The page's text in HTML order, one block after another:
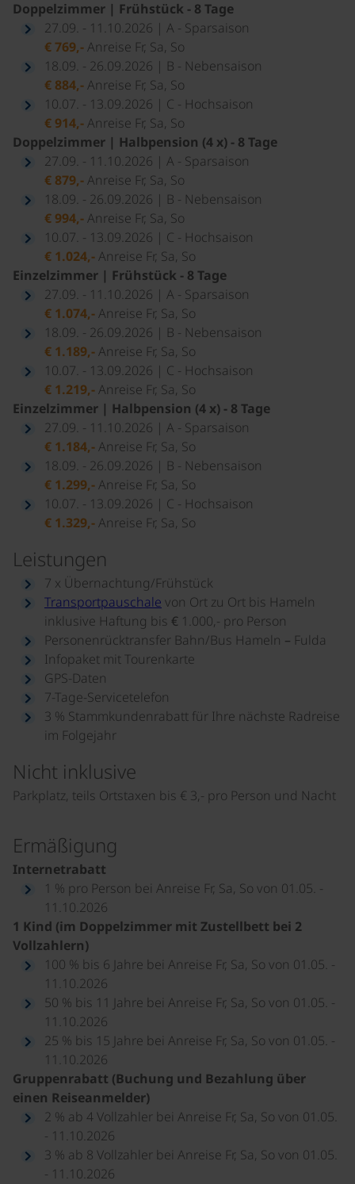
Doppelzimmer | Frühstück - 8 Tage
27.09. - 11.10.2026 | A - Sparsaison
€ 769,-Anreise Fr, Sa, So
18.09. - 26.09.2026 | B - Nebensaison
€ 884,-Anreise Fr, Sa, So
10.07. - 13.09.2026 | C - Hochsaison
€ 914,-Anreise Fr, Sa, So
Doppelzimmer | Halbpension (4 x) - 8 Tage
27.09. - 11.10.2026 | A - Sparsaison
€ 879,-Anreise Fr, Sa, So
18.09. - 26.09.2026 | B - Nebensaison
€ 994,-Anreise Fr, Sa, So
10.07. - 13.09.2026 | C - Hochsaison
€ 1.024,-Anreise Fr, Sa, So
Einzelzimmer | Frühstück - 8 Tage
27.09. - 11.10.2026 | A - Sparsaison
€ 1.074,-Anreise Fr, Sa, So
18.09. - 26.09.2026 | B - Nebensaison
€ 1.189,-Anreise Fr, Sa, So
10.07. - 13.09.2026 | C - Hochsaison
€ 1.219,-Anreise Fr, Sa, So
Einzelzimmer | Halbpension (4 x) - 8 Tage
27.09. - 11.10.2026 | A - Sparsaison
€ 1.184,-Anreise Fr, Sa, So
18.09. - 26.09.2026 | B - Nebensaison
€ 1.299,-Anreise Fr, Sa, So
10.07. - 13.09.2026 | C - Hochsaison
€ 1.329,-Anreise Fr, Sa, So
Leistungen
7 x Übernachtung/Frühstück
Transportpauschale von Ort zu Ort bis Hameln
inklusive Haftung bis € 1.000,- pro Person
Personenrücktransfer Bahn/Bus Hameln – Fulda
Infopaket mit Tourenkarte
GPS-Daten
7-Tage-Servicetelefon
3 % Stammkundenrabatt für Ihre nächste Radreise
im Folgejahr
Nicht inklusive
Parkplatz, teils Ortstaxen bis € 3,- pro Person und Nacht
Ermäßigung
Internetrabatt
1 % pro Person bei Anreise Fr, Sa, So von 01.05. -
11.10.2026
1 Kind (im Doppelzimmer mit Zustellbett bei 2
Vollzahlern)
100 % bis 6 Jahre bei Anreise Fr, Sa, So von 01.05. -
11.10.2026
50 % bis 11 Jahre bei Anreise Fr, Sa, So von 01.05. -
11.10.2026
25 % bis 15 Jahre bei Anreise Fr, Sa, So von 01.05. -
11.10.2026
Gruppenrabatt (Buchung und Bezahlung über
einen Reiseanmelder)
2 % ab 4 Vollzahler bei Anreise Fr, Sa, So von 01.05.
- 11.10.2026
3 % ab 8 Vollzahler bei Anreise Fr, Sa, So von 01.05.
- 11.10.2026